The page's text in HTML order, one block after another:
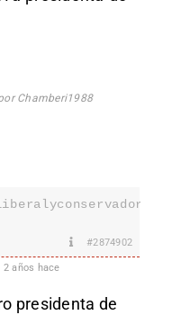
Chamberi1988
#2874902
2 años hace
presidenta de